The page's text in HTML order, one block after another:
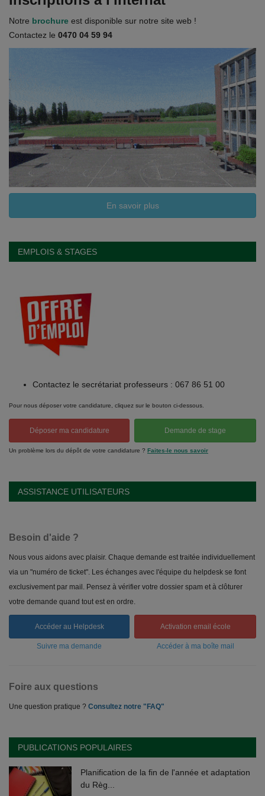
Documents
Services
Contacts
Notre brochure est disponible sur notre site web !
Contactez le 0470 04 59 94
En savoir plus
EMPLOIS & STAGES
Contactez le secrétariat professeurs : 067 86 51 00
Pour nous déposer votre candidature, cliquez sur le bouton ci-dessous.
Déposer ma candidature Demande de stage
Un problème lors du dépôt de votre candidature ? Faites-le nous savoir
ASSISTANCE UTILISATEURS
Besoin d'aide ?
Nous vous aidons avec plaisir. Chaque demande est traitée individuellement
via un "numéro de ticket". Les échanges avec l'équipe du helpdesk se font
exclusivement par mail. Pensez à vérifier votre dossier spam et à clôturer
votre demande quand tout est en ordre.
Accéder au Helpdesk Activation email école
Suivre ma demande Accéder à ma boîte mail
Foire aux questions
Une question pratique ? Consultez notre "FAQ"
PUBLICATIONS POPULAIRES
Planification de la fin de l'année et adaptation
du Règ...